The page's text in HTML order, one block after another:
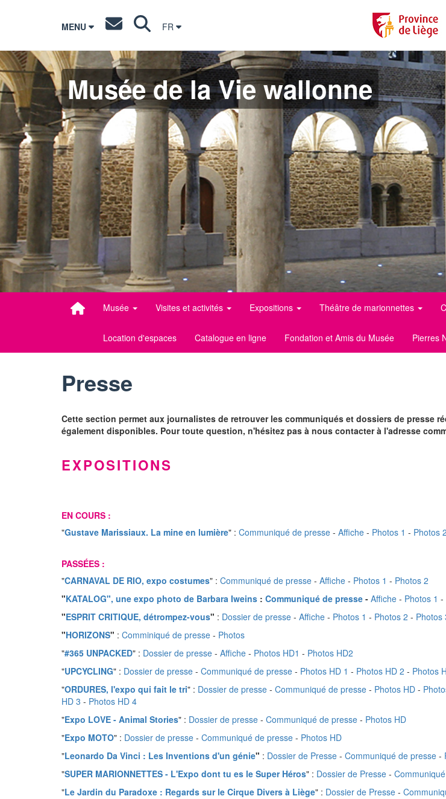
MENU FR
Musée de la Vie wallonne
Musée Visites et activités Expositions Théâtre de marionnettes
Location d'espaces Catalogue en ligne Fondation et Amis du Musée Pierres
Presse
Cette section permet aux journalistes de retrouver les communiqués et dossiers de presse
également disponibles. Pour toute question, n'hésitez pas à nous contacter à l'adresse
EXPOSITIONS
EN COURS :
"Gustave Marissiaux. La mine en lumière" : Communiqué de presse - Affiche - Photos 1 - Photos 2
PASSÉES :
"CARNAVAL DE RIO, expo costumes" : Communiqué de presse - Affiche - Photos 1 - Photos 2
"KATALOG", une expo photo de Barbara Iweins : Communiqué de presse - Affiche - Photos 1 -
"ESPRIT CRITIQUE, détrompez-vous" : Dossier de presse - Affiche - Photos 1 - Photos 2 - Photos
"HORIZONS" : Comminiqué de presse - Photos
"#365 UNPACKED" : Dossier de presse - Affiche - Photos HD1 - Photos HD2
"UPCYCLING" : Dossier de presse - Communiqué de presse - Photos HD 1 - Photos HD 2 - Photos
"ORDURES, l'expo qui fait le tri" : Dossier de presse - Communiqué de presse - Photos HD -
HD 3 - Photos HD 4
"Expo LOVE - Animal Stories" : Dossier de presse - Communiqué de presse - Photos HD
"Expo MOTO" : Dossier de presse - Communiqué de presse - Photos HD
"Leonardo Da Vinci : Les Inventions d'un génie" : Dossier de Presse - Communiqué de presse -
"SUPER MARIONNETTES - L'Expo dont tu es le Super Héros" : Dossier de Presse -
"Le Jardin du Paradoxe : Regards sur le Cirque Divers à Liège" : Dossier de Presse -